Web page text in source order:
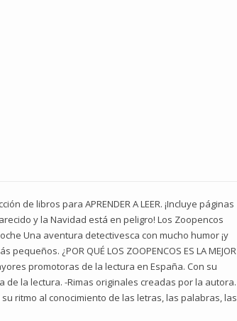
de libros para APRENDER A LEER. ¡Incluye páginas
y la Navidad está en peligro! Los Zoopencos
Una aventura detectivesca con mucho humor ¡y
¿POR QUÉ LOS ZOOPENCOS ES LA MEJOR
promotoras de la lectura en España. Con su
la lectura. -Rimas originales creadas por la autora.
ritmo al conocimiento de las letras, las palabras, las